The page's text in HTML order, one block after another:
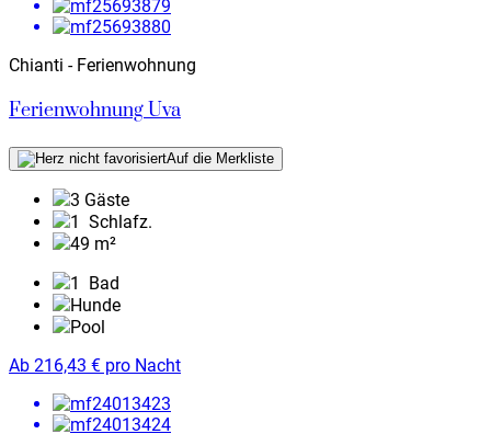
Chianti - Ferienwohnung
Ferienwohnung Uva
Auf die Merkliste
3 Gäste
1 Schlafz.
49 m²
1
Bad
Hunde
Pool
Ab 216,43 € pro Nacht